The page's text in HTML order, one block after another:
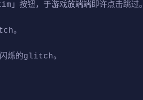
」按钮，于游戏放端端即许点击跳过。
。
闪烁的glitch。